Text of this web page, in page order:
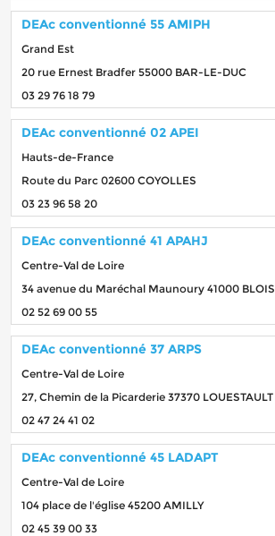
DEAc conventionné 55 AMIPH
Grand Est
20 rue Ernest Bradfer 55000 BAR-LE-DUC
03 29 76 18 79
DEAc conventionné 02 APEI
Hauts-de-France
Route du Parc 02600 COYOLLES
03 23 96 58 20
DEAc conventionné 41 APAHJ
Centre-Val de Loire
34 avenue du Maréchal Maunoury 41000 BLOIS
02 52 69 00 55
DEAc conventionné 37 ARPS
Centre-Val de Loire
27, Chemin de la Picarderie 37370 LOUESTAULT
02 47 24 41 02
DEAc conventionné 45 LADAPT
Centre-Val de Loire
104 place de l'église 45200 AMILLY
02 45 39 00 33